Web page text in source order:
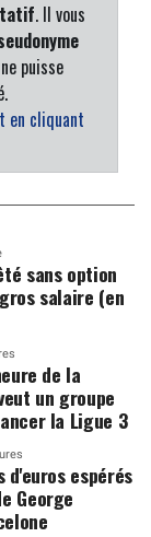
. Il vous
puisse
en cliquant
sans option
salaire (en
de la
un groupe
la Ligue 3
d'euros espérés
George